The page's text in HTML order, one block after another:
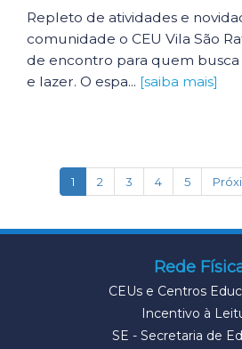
Repleto de atividades e
comunidade o CEU Vila São
de encontro para quem
e lazer. O espa... [saiba mais]
1(current)
2 3 4 5
Rede
CEUs e Centros
Incentivo à
SE - Secretaria de